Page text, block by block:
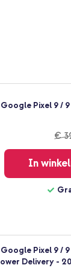
Pixel 9 / 9
€
In
Pixel 9 / 9
Delivery -